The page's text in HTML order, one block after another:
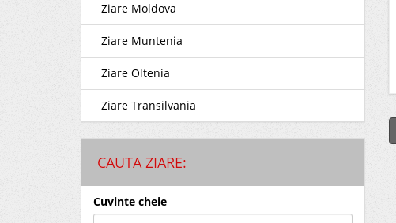
Ziare Moldova
Ziare Muntenia
Ziare Oltenia
Ziare Transilvania
CAUTA ZIARE:
Cuvinte cheie